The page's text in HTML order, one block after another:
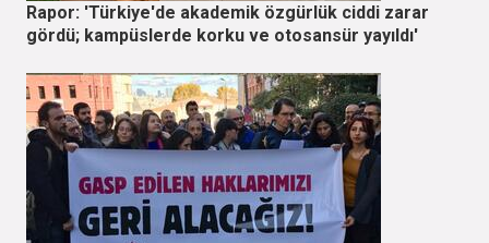
Rapor: 'Türkiye'de akademik özgürlük ciddi zarar
gördü; kampüslerde korku ve otosansür yayıldı'